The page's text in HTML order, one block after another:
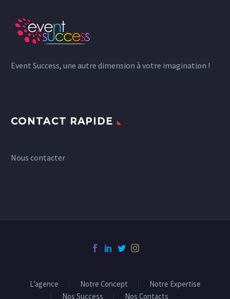
Event Success, une autre dimension à votre imagination !
CONTACT RAPIDE
Nous contacter
L’agence Notre Concept
Notre Expertise
Nos Success
Nos Contacts